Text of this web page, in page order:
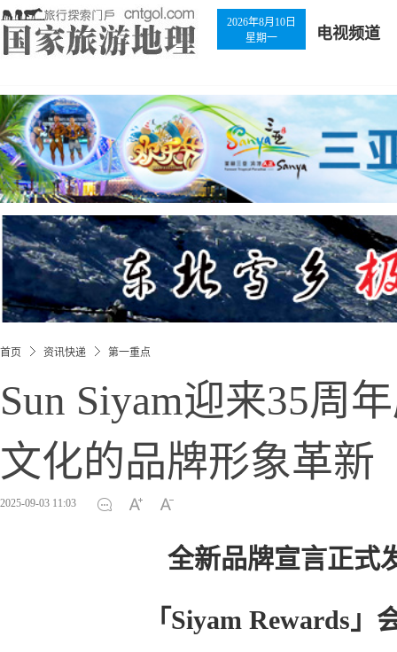
2026年8月10日
星期一
电视频道
首页 资讯快递 第一重点
Sun Siyam迎来35周
文化的品牌形象革新
2025-09-03 11:03
全新品牌宣言正式
「Siyam Rewards